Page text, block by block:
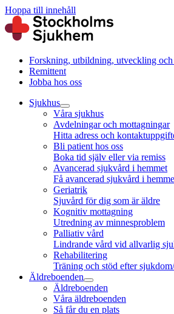
Hoppa till innehåll
Forskning, utbildning, utveckling
Remittent
Jobba hos oss
Sjukhus
Våra sjukhus
Avdelningar och mottagningar
Hitta adress och
Bli patient hos oss
Boka tid själv eller via remiss
Avancerad sjukvård i hemmet
Få avancerad sjukvård i
Geriatrik
Sjuvård för dig som är äldre
Kognitiv mottagning
Utredning av minnesproblem
Palliativ vård
Lindrande vård vid allvarlig
Rehabilitering
Träning och stöd efter
Äldreboenden
Äldreboenden
Våra äldreboenden
Så får du en plats